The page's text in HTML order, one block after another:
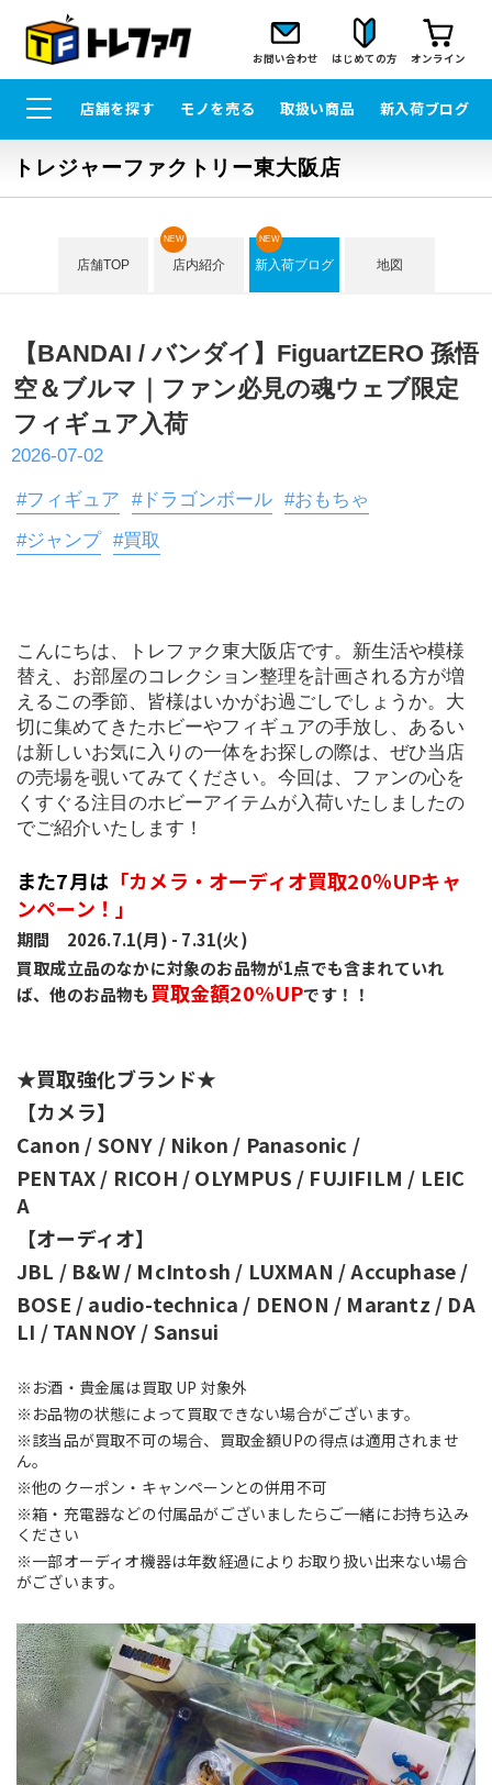
お問い合わせ はじめての方 オンライン
店舗を探す モノを売る 取扱い商品 新入荷ブログ
トレジャーファクトリー東大阪店
店舗TOP 店内紹介
NEW
新入荷ブログ
NEW
地図
【BANDAI / バンダイ】FiguartZERO 孫悟
空＆ブルマ｜ファン必見の魂ウェブ限定
フィギュア入荷
2026-07-02
#フィギュア #ドラゴンボール #おもちゃ
#ジャンプ #買取
こんにちは、トレファク東大阪店です。新生活や模様
替え、お部屋のコレクション整理を計画される方が増
えるこの季節、皆様はいかがお過ごしでしょうか。大
切に集めてきたホビーやフィギュアの手放し、あるい
は新しいお気に入りの一体をお探しの際は、ぜひ当店
の売場を覗いてみてください。今回は、ファンの心を
くすぐる注目のホビーアイテムが入荷いたしましたの
でご紹介いたします！
また7月は 「カメラ・オーディオ買取20％UPキャ
ンペーン！」
期間　2026.7.1(月) - 7.31(火)
買取成立品のなかに対象のお品物が1点でも含まれていれ
ば、他のお品物も 買取金額20%UPです！！
★買取強化ブランド★
【カメラ】
Canon / SONY / Nikon / Panasonic /
PENTAX / RICOH / OLYMPUS / FUJIFILM / LEIC
A
【オーディオ】
JBL / B&W / McIntosh / LUXMAN / Accuphase /
BOSE / audio-technica / DENON / Marantz / DA
LI / TANNOY / Sansui
※お酒・貴金属は買取 UP 対象外
※お品物の状態によって買取できない場合がございます。
※該当品が買取不可の場合、買取金額UPの得点は適用されませ
ん。
※他のクーポン・キャンペーンとの併用不可
※箱・充電器などの付属品がございましたらご一緒にお持ち込み
ください
※一部オーディオ機器は年数経過によりお取り扱い出来ない場合
がございます。